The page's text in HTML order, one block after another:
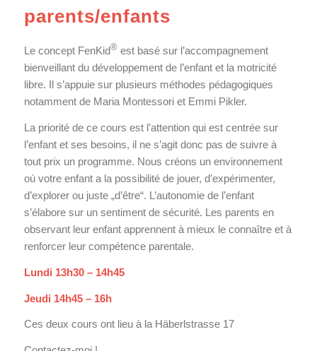
parents/enfants
Le concept FenKid®est basé sur l’accompagnement
bienveillant du développement de l’enfant et la motricité
libre. Il s’appuie sur plusieurs méthodes pédagogiques
notamment de Maria Montessori et Emmi Pikler.
La priorité de ce cours est l’attention qui est centrée sur
l’enfant et ses besoins, il ne s’agit donc pas de suivre à
tout prix un programme. Nous créons un environnement
où votre enfant a la possibilité de jouer, d’expérimenter,
d’explorer ou juste „d’être“. L’autonomie de l’enfant
s’élabore sur un sentiment de sécurité. Les parents en
observant leur enfant apprennent à mieux le connaître et à
renforcer leur compétence parentale.
Lundi 13h30 – 14h45
Jeudi 14h45 – 16h
Ces deux cours ont lieu à la Häberlstrasse 17